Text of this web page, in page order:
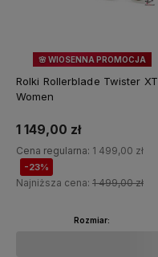
🌸 WIOSENNA PROMOCJA
Rolki Rollerblade Twister XT
Women
1 149,00 zł
Cena regularna: 1 499,00 zł
-23%
Najniższa cena: 1 499,00 zł
Rozmiar: